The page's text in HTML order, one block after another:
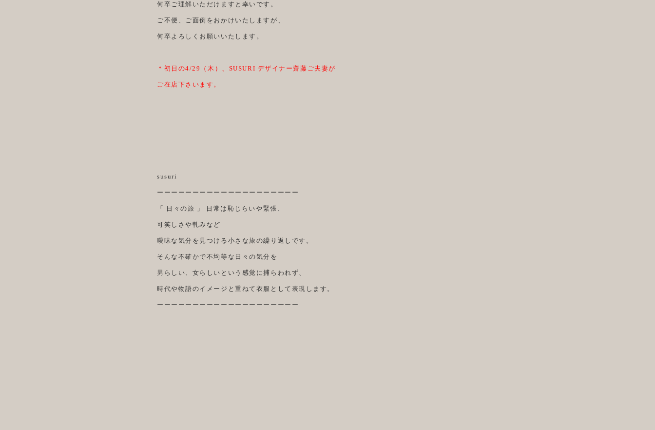
何卒ご理解いただけますと幸いです。
ご不便、ご面倒をおかけいたしますが、
何卒よろしくお願いいたします。
＊初日の4/29（木）、SUSURI デザイナー齋藤ご夫妻が
ご在店下さいます。
susuri
ーーーーーーーーーーーーーーーーーーーー
「 日々の旅 」 日常は恥じらいや緊張、
可笑しさや軋みなど
曖昧な気分を見つける小さな旅の繰り返しです。
そんな不確かで不均等な日々の気分を
男らしい、女らしいという感覚に捕らわれず、
時代や物語のイメージと重ねて衣服として表現します。
ーーーーーーーーーーーーーーーーーーーー